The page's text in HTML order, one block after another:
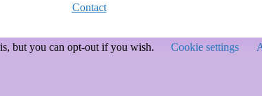
Contact
but you can opt-out if you wish. Cookie settings